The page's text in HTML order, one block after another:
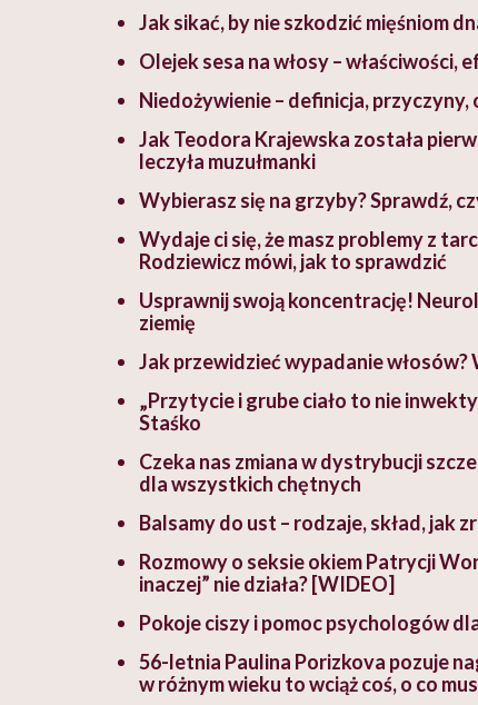
Jak sikać, by nie szkodzić mięśniom
Olejek sesa na włosy – właściwości,
Niedożywienie – definicja,
Jak Teodora Krajewska została
leczyła muzułmanki
Wybierasz się na grzyby? Sprawdź,
Wydaje ci się, że masz problemy z
Rodziewicz mówi, jak to sprawdzić
Usprawnij swoją koncentrację!
ziemię
Jak przewidzieć wypadanie
„Przytycie i grube ciało to nie
Staśko
Czeka nas zmiana w dystrybucji
dla wszystkich chętnych
Balsamy do ust – rodzaje, skład, jak
Rozmowy o seksie okiem Patrycji
inaczej” nie działa? [WIDEO]
Pokoje ciszy i pomoc psychologów
56-letnia Paulina Porizkova pozuje
w różnym wieku to wciąż coś, o co